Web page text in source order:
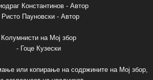
Константинов - Автор
Ристо Пауновски - Автор
Колумнисти на Мој збор
- Гоце Кузески
или копирање на содржините на Мој збор,